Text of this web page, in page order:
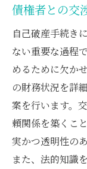
債権者との交
自己破産手続き
ない重要な過程
めるために欠か
の財務状況を詳
案を行います。
頼関係を築くこ
実かつ透明性の
また、法的知識